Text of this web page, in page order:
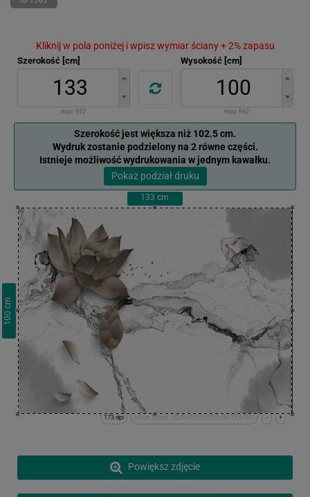
Kliknij w pola poniżej i wpisz wymiar ściany + 2% zapasu
Szerokość [cm]
max: 922
Wysokość [cm]
max: 692
Szerokość jest większa niż 102.5 cm.
Wydruk zostanie podzielony na 2 równe części.
Istnieje możliwość wydrukowania w jednym kawałku.
Pokaż podział druku
133 cm
100
cm
+
-
x:0cm y:0cm | (0,0) (9033,6792) (9033,6792)
173 dpi
Powiększ zdjęcie